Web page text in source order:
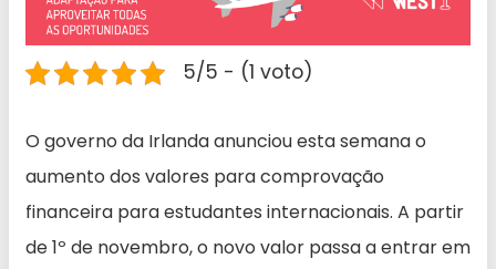
5/5 - (1 voto)
O governo da Irlanda anunciou esta semana o
aumento dos valores para comprovação
financeira para estudantes internacionais. A partir
de 1º de novembro, o novo valor passa a entrar em